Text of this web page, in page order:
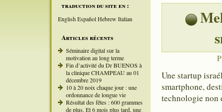
traduction du site en :
EnglishEspañolHebrew Italian
Articles récents
Séminaire digital sur la
motivation au long terme
Fin d’activité du Dr BUENOS à
la clinique CHAMPEAU au 01
décembre 2019
10 à 20 noix chaque jour : une
ordonnance de longue vie
Résultat des fêtes : 600 grammes
de plus. Et 6 mois plus tard, une
Une startup
smartphone,
technologie non